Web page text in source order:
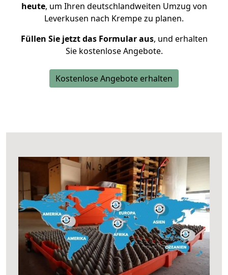
heute, um Ihren deutschlandweiten Umzug von
Leverkusen nach Krempe zu planen.
Füllen Sie jetzt das Formular aus, und erhalten
Sie kostenlose Angebote.
Kostenlose Angebote erhalten